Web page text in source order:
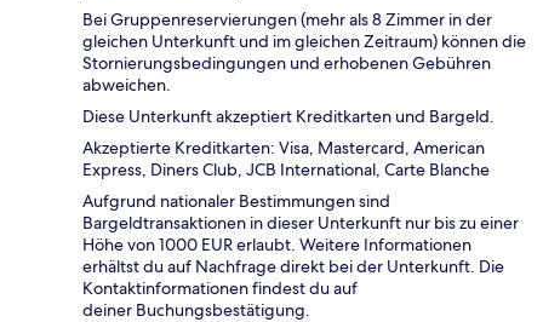
Bei Gruppenreservierungen (mehr als 8 Zimmer in der
gleichen Unterkunft und im gleichen Zeitraum) können die
Stornierungsbedingungen und erhobenen Gebühren
abweichen.
Diese Unterkunft akzeptiert Kreditkarten und Bargeld.
Akzeptierte Kreditkarten: Visa, Mastercard, American
Express, Diners Club, JCB International, Carte Blanche
Aufgrund nationaler Bestimmungen sind
Bargeldtransaktionen in dieser Unterkunft nur bis zu einer
Höhe von 1000 EUR erlaubt. Weitere Informationen
erhältst du auf Nachfrage direkt bei der Unterkunft. Die
Kontaktinformationen findest du auf
deiner Buchungsbestätigung.